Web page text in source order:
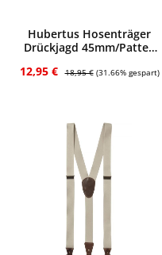
Hubertus Hosenträger
Drückjagd 45mm/Patten
Verkaufspreis:
12,95 € Regulärer Preis:
18,95 € (31.66% gespart)